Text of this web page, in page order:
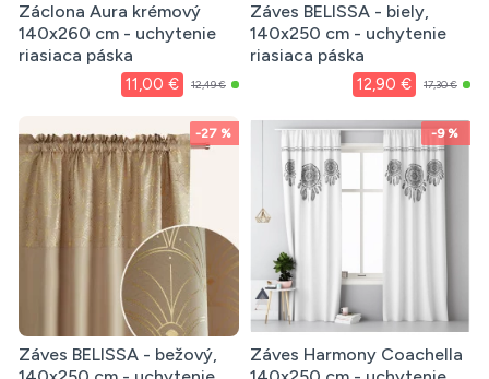
Záclona Aura krémový
140x260 cm - uchytenie
riasiaca páska
11,00 € 12,49 €
Záves BELISSA - biely,
140x250 cm - uchytenie
riasiaca páska
12,90 € 17,30 €
-27 %
Záves BELISSA - bežový,
-9 %
Záves Harmony Coachella